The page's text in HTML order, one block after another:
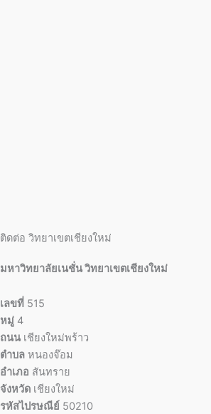
ติดต่อ วิทยาเขตเชียงใหม่
มหาวิทยาลัยเนชั่น วิทยาเขตเชียงใหม่
เลขที่ 515
หมู่ 4
ถนน เชียงใหม่พร้าว
ตำบล หนองจ๊อม
อำเภอ สันทราย
จังหวัด เชียงใหม่
รหัสไปรษณีย์ 50210